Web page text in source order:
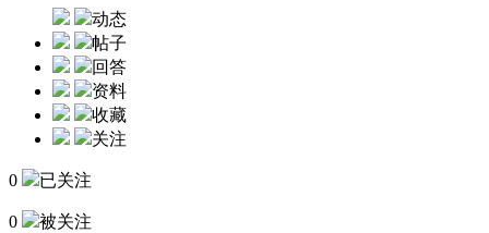
动态
帖子
回答
资料
收藏
关注
0 已关注
0 被关注